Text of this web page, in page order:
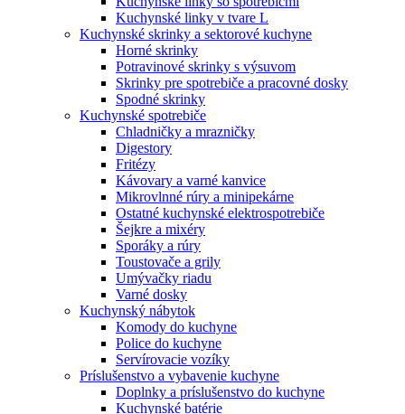
Kuchynské linky v tvare L
Kuchynské skrinky a sektorové kuchyne
Horné skrinky
Potravinové skrinky s výsuvom
Skrinky pre spotrebiče a pracovné dosky
Spodné skrinky
Kuchynské spotrebiče
Chladničky a mrazničky
Digestory
Fritézy
Kávovary a varné kanvice
Mikrovlnné rúry a minipekárne
Ostatné kuchynské elektrospotrebiče
Šejkre a mixéry
Sporáky a rúry
Toustovače a grily
Umývačky riadu
Varné dosky
Kuchynský nábytok
Komody do kuchyne
Police do kuchyne
Servírovacie vozíky
Príslušenstvo a vybavenie kuchyne
Doplnky a príslušenstvo do kuchyne
Kuchynské batérie